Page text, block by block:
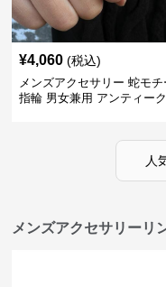
¥4,060 (税込)
メンズアクセサリー 蛇モチ
指輪 男女兼用 アンティー
人
メンズアクセサリーリ